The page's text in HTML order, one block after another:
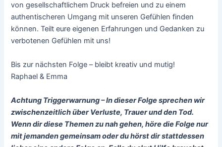
von gesellschaftlichem Druck befreien und zu einem
authentischeren Umgang mit unseren Gefühlen finden
können. Teilt eure eigenen Erfahrungen und Gedanken zu
verbotenen Gefühlen mit uns!
Bis zur nächsten Folge – bleibt kreativ und mutig!
Raphael & Emma
Achtung Triggerwarnung – In dieser Folge sprechen wir
zwischenzeitlich über Verluste, Trauer und den Tod.
Wenn dir diese Themen zu nah gehen, höre die Folge nur
mit jemanden gemeinsam oder du hörst dir stattdessen